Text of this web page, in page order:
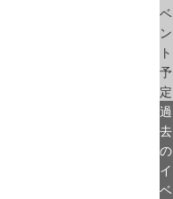
ベ
ン
ト
予
定
過
去
の
イ
ベ